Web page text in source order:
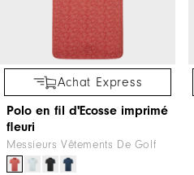
Achat Express
Polo en fil d'Ecosse imprimé
fleuri
Messieurs Vêtements De Golf